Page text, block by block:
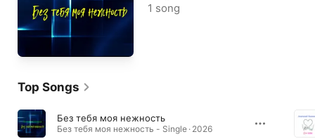
1 song
Top Songs
Без тебя моя нежность
Без тебя моя нежность - Single · 2026